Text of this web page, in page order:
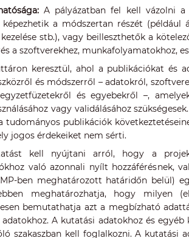
A pályázatban fel kell vázolni a
a módszertan részét
stb.), vagy beilleszthetők a
a szoftverekhez, munkafolyamatokhoz,
keresztül, ahol a publikációkat és
és módszerről – adatokról,
és egyebekről –,
vagy validálásához
publikációk
jogos érdekeiket nem sérti.
kell nyújtani arról, hogy a
való azonnali nyílt hozzáférésnek,
ben meghatározott határidőn belül)
meghatározhatja, hogy milyen
bemutathatja azt a megbízható
A kutatási adatokhoz és
szakaszban kell foglalkozni. A kutatási